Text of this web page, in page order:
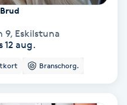
9, Eskilstuna
12 aug.
Branschorg.